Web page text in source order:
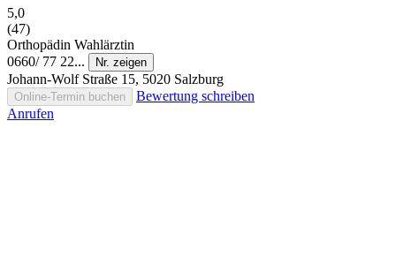
5,0
(47)
Orthopädin Wahlärztin
0660/ 77 22...
Nr. zeigen
Johann-Wolf Straße 15, 5020 Salzburg
Online-Termin buchen
Bewertung schreiben
Anrufen